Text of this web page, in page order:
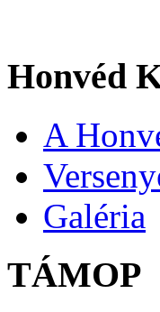
Honvéd
A
Galéria
TÁMOP